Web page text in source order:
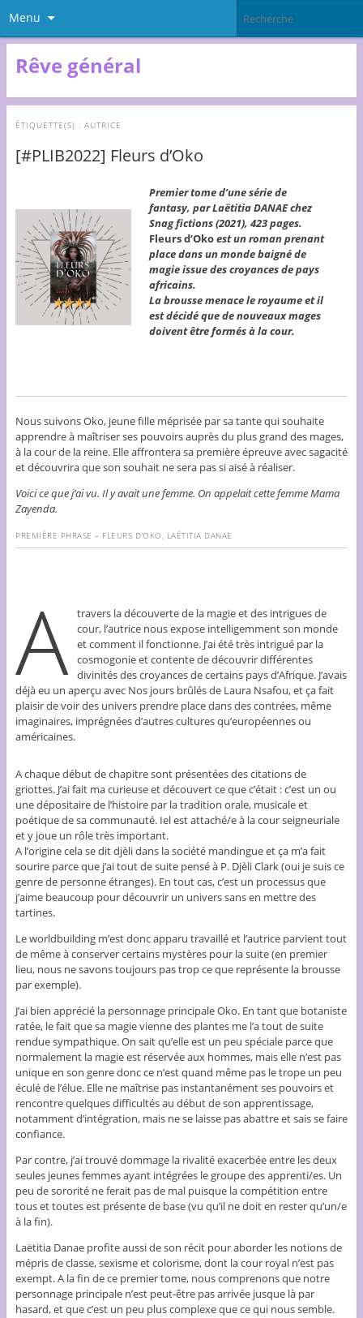
Menu
Rêve général
ÉTIQUETTE(S) : AUTRICE
[#PLIB2022] Fleurs d’Oko
Premier tome d’une série de
fantasy, par Laëtitia DANAE chez
Snag fictions (2021), 423 pages.
Fleurs d’Okoest un roman prenant
place dans un monde baigné de
magie issue des croyances de pays
africains.
La brousse menace le royaume et il
est décidé que de nouveaux mages
doivent être formés à la cour.
Nous suivons Oko, jeune fille méprisée par sa tante qui souhaite
apprendre à maîtriser ses pouvoirs auprès du plus grand des mages,
à la cour de la reine. Elle affrontera sa première épreuve avec sagacité
et découvrira que son souhait ne sera pas si aisé à réaliser.
Voici ce que j’ai vu. Il y avait une femme. On appelait cette femme Mama
Zayenda.
PREMIÈRE PHRASE – FLEURS D’OKO, LAËTITIA DANAE
A
travers la découverte de la magie et des intrigues de
cour, l’autrice nous expose intelligemment son monde
et comment il fonctionne. J’ai été très intrigué par la
cosmogonie et contente de découvrir différentes
divinités des croyances de certains pays d’Afrique. J’avais
déjà eu un aperçu avec Nos jours brûlés de Laura Nsafou, et ça fait
plaisir de voir des univers prendre place dans des contrées, même
imaginaires, imprégnées d’autres cultures qu’européennes ou
américaines.
A chaque début de chapitre sont présentées des citations de
griottes. J’ai fait ma curieuse et découvert ce que c’était : c’est un ou
une dépositaire de l’histoire par la tradition orale, musicale et
poétique de sa communauté. Iel est attaché/e à la cour seigneuriale
et y joue un rôle très important.
A l’origine cela se dit djèli dans la société mandingue et ça m’a fait
sourire parce que j’ai tout de suite pensé à P. Djèli Clark (oui je suis ce
genre de personne étranges). En tout cas, c’est un processus que
j’aime beaucoup pour découvrir un univers sans en mettre des
tartines.
Le worldbuilding m’est donc apparu travaillé et l’autrice parvient tout
de même à conserver certains mystères pour la suite (en premier
lieu, nous ne savons toujours pas trop ce que représente la brousse
par exemple).
J’ai bien apprécié la personnage principale Oko. En tant que botaniste
ratée, le fait que sa magie vienne des plantes me l’a tout de suite
rendue sympathique. On sait qu’elle est un peu spéciale parce que
normalement la magie est réservée aux hommes, mais elle n’est pas
unique en son genre donc ce n’est quand même pas le trope un peu
éculé de l’élue. Elle ne maîtrise pas instantanément ses pouvoirs et
rencontre quelques difficultés au début de son apprentissage,
notamment d’intégration, mais ne se laisse pas abattre et sais se faire
confiance.
Par contre, j’ai trouvé dommage la rivalité exacerbée entre les deux
seules jeunes femmes ayant intégrées le groupe des apprenti/es. Un
peu de sororité ne ferait pas de mal puisque la compétition entre
tous et toutes est présente de base (vu qu’il ne doit en rester qu’un/e
à la fin).
Laëtitia Danae profite aussi de son récit pour aborder les notions de
mépris de classe, sexisme et colorisme, dont la cour royal n’est pas
exempt. A la fin de ce premier tome, nous comprenons que notre
personnage principale n’est peut-être pas arrivée jusque là par
hasard, et que c’est un peu plus complexe que ce qui nous semble.